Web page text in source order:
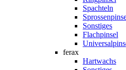
Spachteln
Sonstiges
Flachpinsel
ferax
Hartwachs